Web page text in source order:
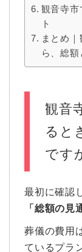
観音寺市
ト
まとめ
ら、総
観音
ると
です
最初に確認
「総額の見
葬儀の費用
ているプラ